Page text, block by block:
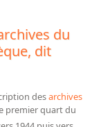
de
du
dit
desarchives
premier quart du